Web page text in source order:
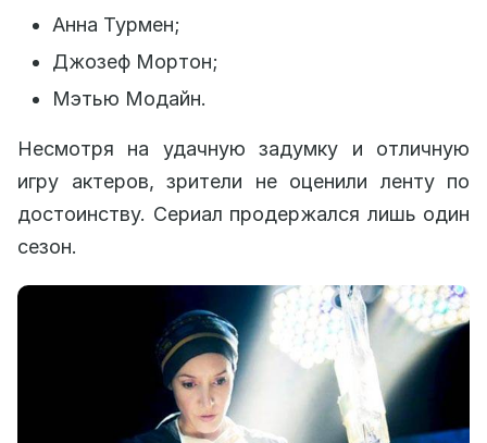
Анна Турмен;
Джозеф Мортон;
Мэтью Модайн.
Несмотря на удачную задумку и отличную
игру актеров, зрители не оценили ленту по
достоинству. Сериал продержался лишь один
сезон.